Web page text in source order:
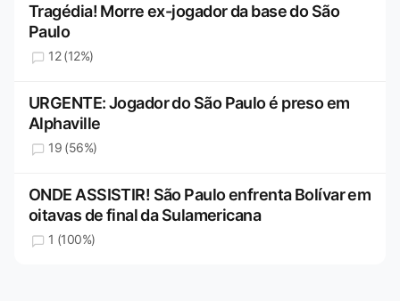
Tragédia! Morre ex-jogador da base do São
Paulo
12 (12%)
URGENTE: Jogador do São Paulo é preso em
Alphaville
19 (56%)
ONDE ASSISTIR! São Paulo enfrenta Bolívar em
oitavas de final da Sulamericana
1 (100%)